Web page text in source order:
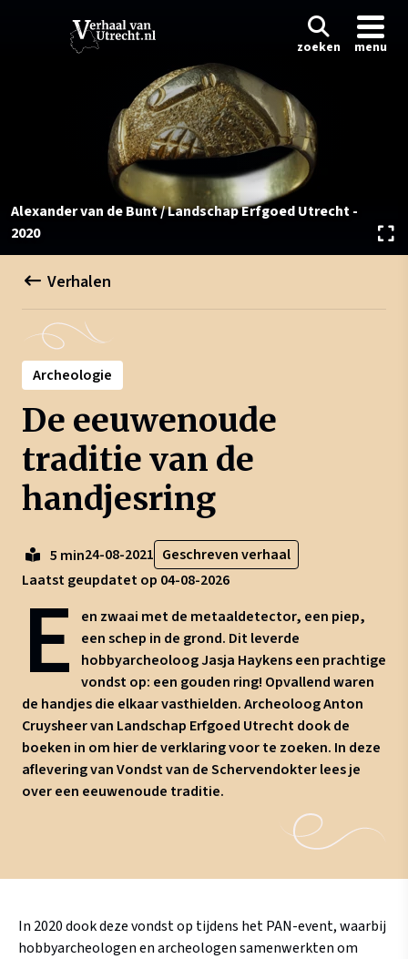
zoeken menu
Alexander van de Bunt / Landschap Erfgoed Utrecht -
2020
Verhalen
Archeologie
De eeuwenoude
traditie van de
handjesring
5 min24-08-2021 Geschreven verhaal
Laatst geupdatet op 04-08-2026
E
en zwaai met de metaaldetector, een piep,
een schep in de grond. Dit leverde
hobbyarcheoloog Jasja Haykens een prachtige
vondst op: een gouden ring! Opvallend waren
de handjes die elkaar vasthielden. Archeoloog Anton
Cruysheer van Landschap Erfgoed Utrecht dook de
boeken in om hier de verklaring voor te zoeken. In deze
aflevering van Vondst van de Schervendokter lees je
over een eeuwenoude traditie.
In 2020 dook deze vondst op tijdens het PAN-event, waarbij
hobbyarcheologen en archeologen samenwerkten om